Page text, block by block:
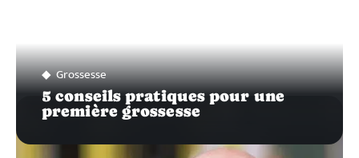
Grossesse
5 conseils pratiques pour une
première grossesse